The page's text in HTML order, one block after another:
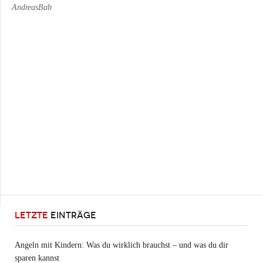
AndreasBab
LETZTE EINTRÄGE
Angeln mit Kindern: Was du wirklich brauchst – und was du dir
sparen kannst